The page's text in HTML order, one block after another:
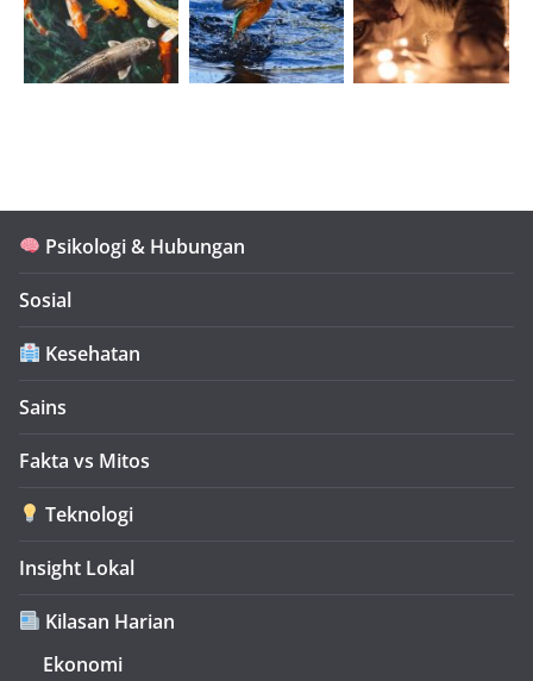
Psikologi & Hubungan
Sosial
Kesehatan
Sains
Fakta vs Mitos
Teknologi
Insight Lokal
Kilasan Harian
Ekonomi